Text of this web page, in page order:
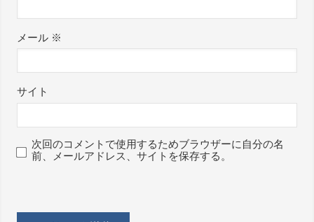
メール ※
サイト
次回のコメントで使用するためブラウザーに自分の名
前、メールアドレス、サイトを保存する。